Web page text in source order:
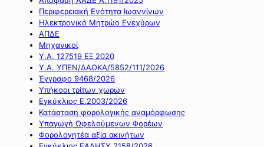
Περιφερειακή Ενότητα Ιωαννίνων
Ηλεκτρονικό Μητρώο Ενεχύρων
ΑΠΔΕ
Μηχανικοί
Υ.Α. 127519 ΕΞ 2020
Υ.Α. ΥΠΕΝ/ΔΑΟΚΑ/5852/111/2026
Έγγραφο 9468/2026
Υπήκοοι τρίτων χωρών
Εγκύκλιος Ε.2003/2026
Κατάσταση φορολογικής αναμόρφωσης
Υπαγωγή Ωφελούμενων Φορέων
Φορολογητέα αξία ακινήτων